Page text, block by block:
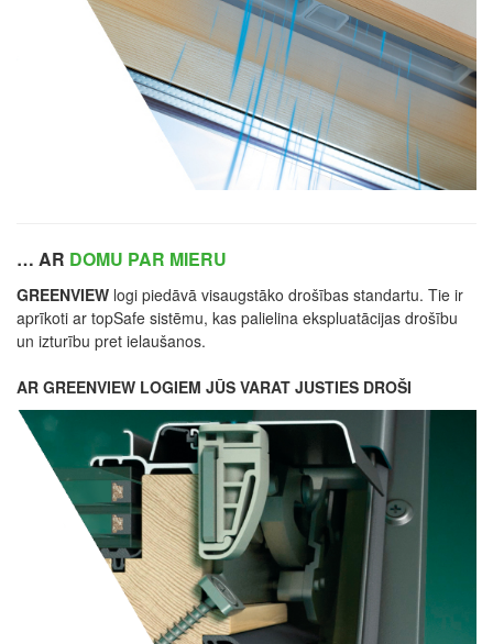
… AR DOMU PAR MIERU
GREENVIEW logi piedāvā visaugstāko drošības standartu. Tie ir
aprīkoti ar topSafe sistēmu, kas palielina ekspluatācijas drošību
un izturību pret ielaušanos.
AR GREENVIEW LOGIEM JŪS VARAT JUSTIES DROŠI